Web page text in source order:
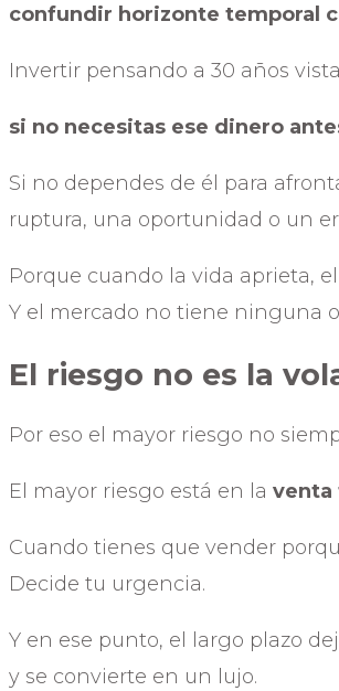
confundir horizonte temporal
Invertir pensando a 30 años
si no necesitas ese dinero
Si no dependes de él para
ruptura, una oportunidad o un
Porque cuando la vida aprieta,
Y el mercado no tiene ninguna
El riesgo no es la
Por eso el mayor riesgo no
El mayor riesgo está en la venta
Cuando tienes que vender
Decide tu urgencia.
Y en ese punto, el largo plazo
y se convierte en un lujo.